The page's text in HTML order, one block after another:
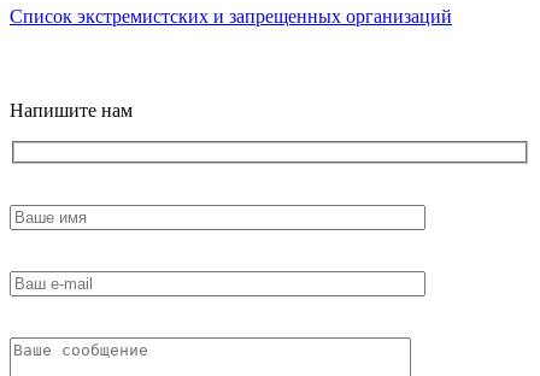
Список экстремистских и запрещенных организаций
Напишите нам